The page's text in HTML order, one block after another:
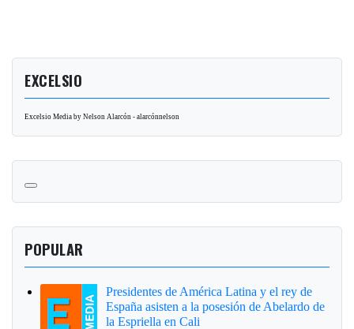
EXCELSIO
Excelsio Media by Nelson Alarcón - alarcónnelson
POPULAR
Presidentes de América Latina y el rey de
España asisten a la posesión de Abelardo de
la Espriella en Cali